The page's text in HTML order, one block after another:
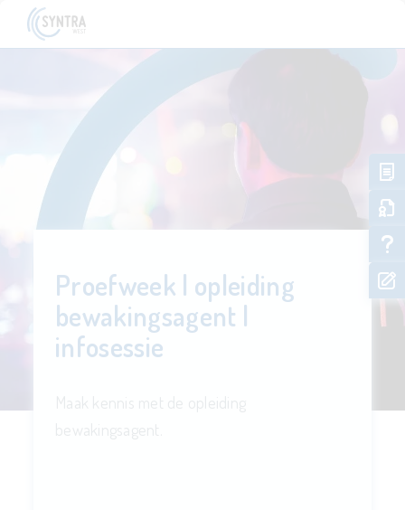
Proefweek | opleiding
bewakingsagent |
infosessie